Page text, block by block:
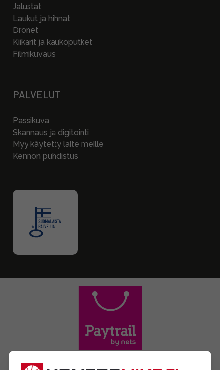
Jalustat
Laukut ja hihnat
Dronet
Kiikarit ja kaukoputket
Filmikuvaus
PALVELUT
Passikuva
Skannaus ja digitointi
Myy käytetty laite meille
Kennon puhdistus